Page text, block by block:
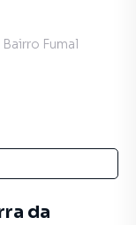
Bairro Fumal
da